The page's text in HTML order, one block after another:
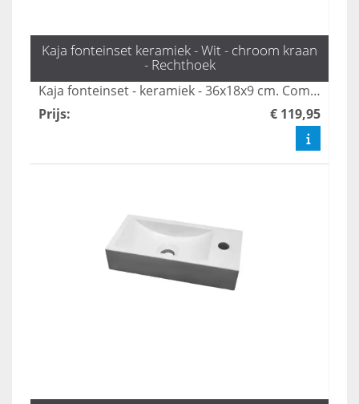
Kaja fonteinset keramiek - Wit - chroom kraan
- Rechthoek
Kaja fonteinset - keramiek - 36x18x9 cm. Compleet met kraan, sifon en plug; ideaal voor kleine toiletruimtes.
Prijs: € 119,95